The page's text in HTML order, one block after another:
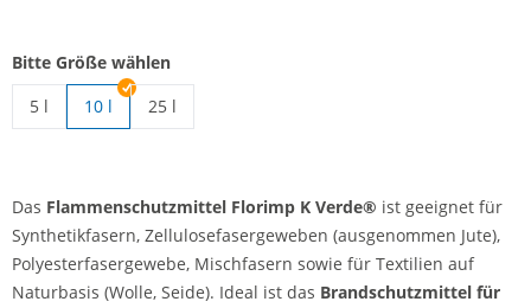
Bitte Größe wählen
5 l
10 l
25 l
Das Flammenschutzmittel Florimp K Verde® ist geeignet für
Synthetikfasern, Zellulosefasergeweben (ausgenommen Jute),
Polyesterfasergewebe, Mischfasern sowie für Textilien auf
Naturbasis (Wolle, Seide). Ideal ist das Brandschutzmittel für